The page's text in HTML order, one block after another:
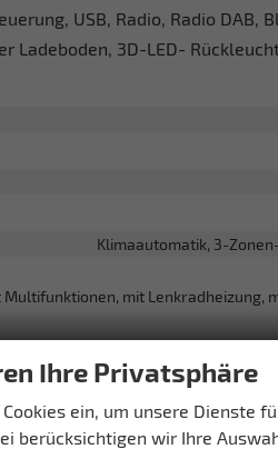
USB, Radio, Radio DAB,
Ladeboden, 3D-LED-
Klimaautomatik, 3-
mit Lenkradheizung,
hinten geteilt, Sitzheizung,
Ihre Privatsphäre
ein, um unsere Dienste
berücksichtigen wir Ihre